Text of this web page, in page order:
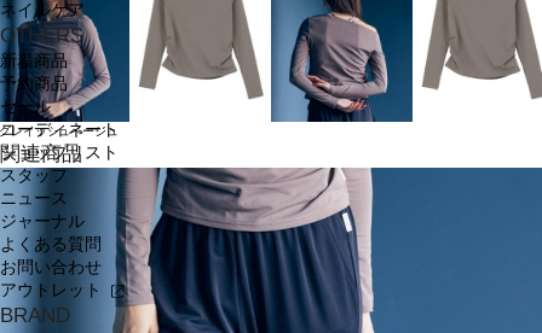
ネイルケア
OTHERS
新着商品
予約商品
セール
コーディネート
ショップリスト
スタッフ
ニュース
ジャーナル
よくある質問
お問い合わせ
アウトレット
BRAND
レイッシュベージュ
関連商品